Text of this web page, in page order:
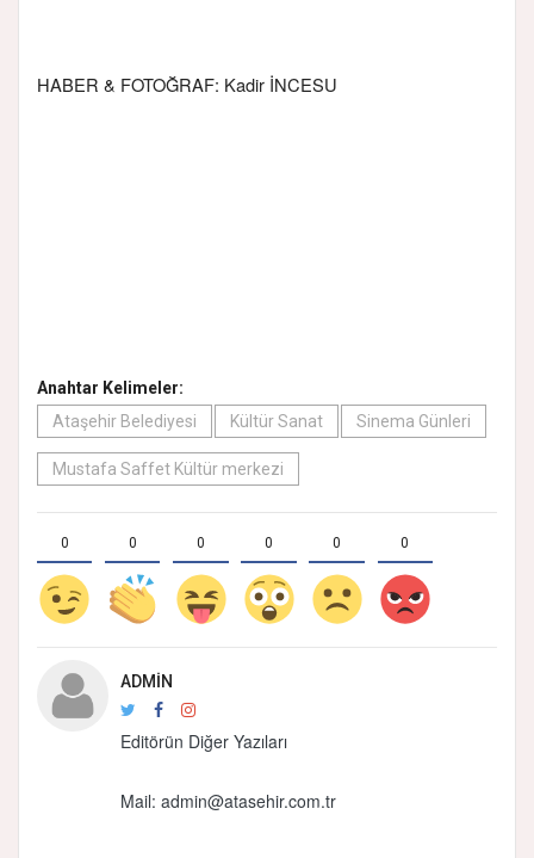
HABER & FOTOĞRAF: Kadir İNCESU
Anahtar Kelimeler:
Ataşehir Belediyesi
Kültür Sanat Sinema Günleri
Mustafa Saffet Kültür merkezi
0 0 0 0 0 0
ADMIN
Editörün Diğer Yazıları
Mail: admin@atasehir.com.tr